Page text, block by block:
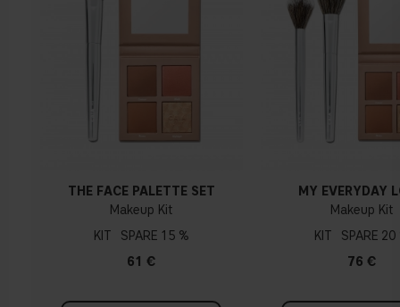
THE FACE PALETTE SET
Makeup Kit
KIT
15 %
61 €
MY EVERYDAY
Makeup Kit
KIT
20
76 €